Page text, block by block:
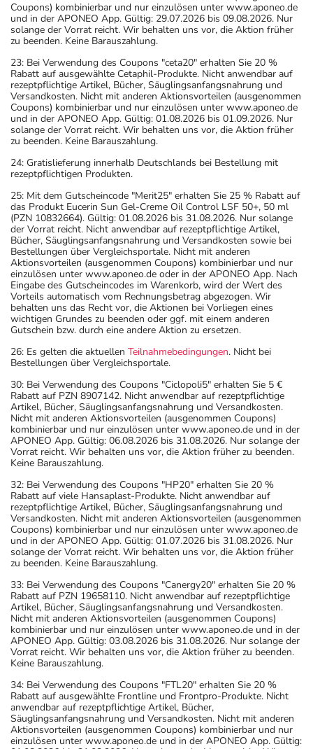
Coupons) kombinierbar und nur einzulösen unter www.aponeo.de
und in der APONEO App. Gültig: 29.07.2026 bis 09.08.2026. Nur
solange der Vorrat reicht. Wir behalten uns vor, die Aktion früher
zu beenden. Keine Barauszahlung.
23: Bei Verwendung des Coupons "ceta20" erhalten Sie 20 %
Rabatt auf ausgewählte Cetaphil-Produkte. Nicht anwendbar auf
rezeptpflichtige Artikel, Bücher, Säuglingsanfangsnahrung und
Versandkosten. Nicht mit anderen Aktionsvorteilen (ausgenommen
Coupons) kombinierbar und nur einzulösen unter www.aponeo.de
und in der APONEO App. Gültig: 01.08.2026 bis 01.09.2026. Nur
solange der Vorrat reicht. Wir behalten uns vor, die Aktion früher
zu beenden. Keine Barauszahlung.
24: Gratislieferung innerhalb Deutschlands bei Bestellung mit
rezeptpflichtigen Produkten.
25: Mit dem Gutscheincode "Merit25" erhalten Sie 25 % Rabatt auf
das Produkt Eucerin Sun Gel-Creme Oil Control LSF 50+, 50 ml
(PZN 10832664). Gültig: 01.08.2026 bis 31.08.2026. Nur solange
der Vorrat reicht. Nicht anwendbar auf rezeptpflichtige Artikel,
Bücher, Säuglingsanfangsnahrung und Versandkosten sowie bei
Bestellungen über Vergleichsportale. Nicht mit anderen
Aktionsvorteilen (ausgenommen Coupons) kombinierbar und nur
einzulösen unter www.aponeo.de oder in der APONEO App. Nach
Eingabe des Gutscheincodes im Warenkorb, wird der Wert des
Vorteils automatisch vom Rechnungsbetrag abgezogen. Wir
behalten uns das Recht vor, die Aktionen bei Vorliegen eines
wichtigen Grundes zu beenden oder ggf. mit einem anderen
Gutschein bzw. durch eine andere Aktion zu ersetzen.
26: Es gelten die aktuellen Teilnahmebedingungen. Nicht bei
Bestellungen über Vergleichsportale.
30: Bei Verwendung des Coupons "Ciclopoli5" erhalten Sie 5 €
Rabatt auf PZN 8907142. Nicht anwendbar auf rezeptpflichtige
Artikel, Bücher, Säuglingsanfangsnahrung und Versandkosten.
Nicht mit anderen Aktionsvorteilen (ausgenommen Coupons)
kombinierbar und nur einzulösen unter www.aponeo.de und in der
APONEO App. Gültig: 06.08.2026 bis 31.08.2026. Nur solange der
Vorrat reicht. Wir behalten uns vor, die Aktion früher zu beenden.
Keine Barauszahlung.
32: Bei Verwendung des Coupons "HP20" erhalten Sie 20 %
Rabatt auf viele Hansaplast-Produkte. Nicht anwendbar auf
rezeptpflichtige Artikel, Bücher, Säuglingsanfangsnahrung und
Versandkosten. Nicht mit anderen Aktionsvorteilen (ausgenommen
Coupons) kombinierbar und nur einzulösen unter www.aponeo.de
und in der APONEO App. Gültig: 01.07.2026 bis 31.08.2026. Nur
solange der Vorrat reicht. Wir behalten uns vor, die Aktion früher
zu beenden. Keine Barauszahlung.
33: Bei Verwendung des Coupons "Canergy20" erhalten Sie 20 %
Rabatt auf PZN 19658110. Nicht anwendbar auf rezeptpflichtige
Artikel, Bücher, Säuglingsanfangsnahrung und Versandkosten.
Nicht mit anderen Aktionsvorteilen (ausgenommen Coupons)
kombinierbar und nur einzulösen unter www.aponeo.de und in der
APONEO App. Gültig: 03.08.2026 bis 31.08.2026. Nur solange der
Vorrat reicht. Wir behalten uns vor, die Aktion früher zu beenden.
Keine Barauszahlung.
34: Bei Verwendung des Coupons "FTL20" erhalten Sie 20 %
Rabatt auf ausgewählte Frontline und Frontpro-Produkte. Nicht
anwendbar auf rezeptpflichtige Artikel, Bücher,
Säuglingsanfangsnahrung und Versandkosten. Nicht mit anderen
Aktionsvorteilen (ausgenommen Coupons) kombinierbar und nur
einzulösen unter www.aponeo.de und in der APONEO App. Gültig: